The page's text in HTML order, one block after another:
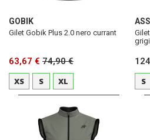
GOBIK
Gilet Gobik Plus 2.0 nero currant
63,67 € 74,90 €
XS
S XL
S